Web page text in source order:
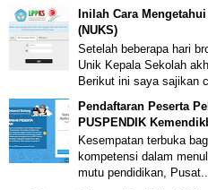
Inilah Cara
(NUKS)
Setelah beberapa hari
Unik Kepala Sekolah
Berikut ini saya sajikan
Pendaftaran Peserta
PUSPENDIK
Kesempatan terbuka
kompetensi dalam
mutu pendidikan,